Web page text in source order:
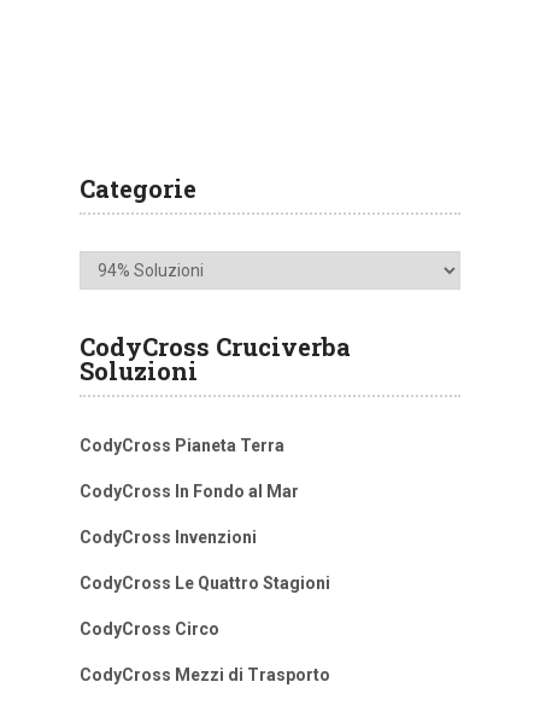
Categorie
Categorie
CodyCross Cruciverba
Soluzioni
CodyCross Pianeta Terra
CodyCross In Fondo al Mar
CodyCross Invenzioni
CodyCross Le Quattro Stagioni
CodyCross Circo
CodyCross Mezzi di Trasporto